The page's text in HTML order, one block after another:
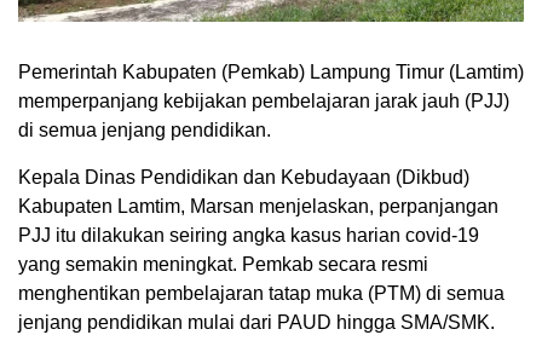
Pemerintah Kabupaten (Pemkab) Lampung Timur (Lamtim)
memperpanjang kebijakan pembelajaran jarak jauh (PJJ)
di semua jenjang pendidikan.
Kepala Dinas Pendidikan dan Kebudayaan (Dikbud)
Kabupaten Lamtim, Marsan menjelaskan, perpanjangan
PJJ itu dilakukan seiring angka kasus harian covid-19
yang semakin meningkat. Pemkab secara resmi
menghentikan pembelajaran tatap muka (PTM) di semua
jenjang pendidikan mulai dari PAUD hingga SMA/SMK.